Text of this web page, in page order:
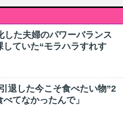
した夫婦のパワーバランス
ていた“モラハラすれす
退した今こそ食べたい物”2
てなかったんで」